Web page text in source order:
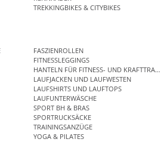
TREKKINGBIKES & CITYBIKES
FASZIENROLLEN
FITNESSLEGGINGS
HANTELN FÜR FITNESS- UND
LAUFJACKEN UND LAUFWESTEN
LAUFSHIRTS UND LAUFTOPS
LAUFUNTERWÄSCHE
SPORT BH & BRAS
SPORTRUCKSÄCKE
TRAININGSANZÜGE
YOGA & PILATES